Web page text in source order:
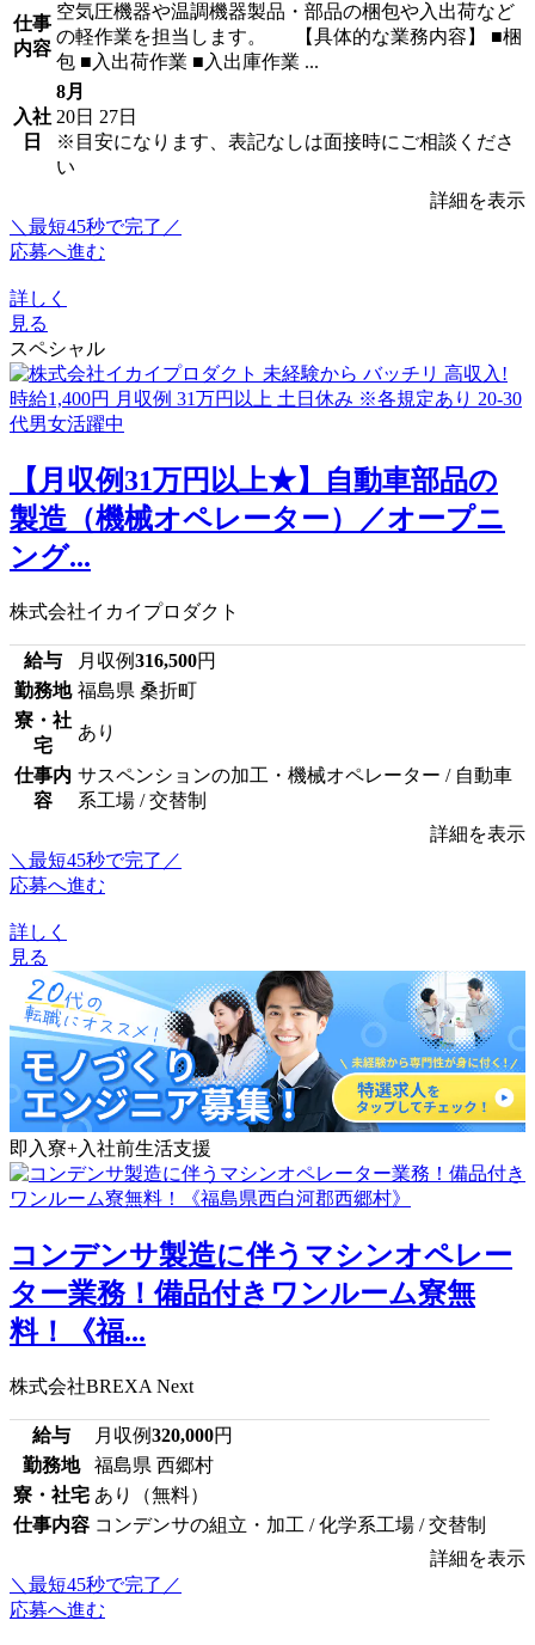
仕事
内容
空気圧機器や温調機器製品・部品の梱包や入出荷など
の軽作業を担当します。 【具体的な業務内容】 ■梱
包 ■入出荷作業 ■入出庫作業 ...
入社
日
8月
20日 27日
※目安になります、表記なしは面接時にご相談くださ
い
詳細を表示
＼最短45秒で完了／
応募へ進む
詳しく
見る
スペシャル
【月収例31万円以上★】自動車部品の
製造（機械オペレーター）／オープニ
ング...
株式会社イカイプロダクト
給与 月収例316,500円
勤務地 福島県 桑折町
寮・社
宅
あり
仕事内
容
サスペンションの加工・機械オペレーター / 自動車
系工場 / 交替制
詳細を表示
＼最短45秒で完了／
応募へ進む
詳しく
見る
即入寮+入社前生活支援
コンデンサ製造に伴うマシンオペレー
ター業務！備品付きワンルーム寮無
料！《福...
株式会社BREXA Next
給与 月収例320,000円
勤務地
福島県 西郷村
寮・社宅 あり（無料）
仕事内容 コンデンサの組立・加工 / 化学系工場 / 交替制
詳細を表示
＼最短45秒で完了／
応募へ進む